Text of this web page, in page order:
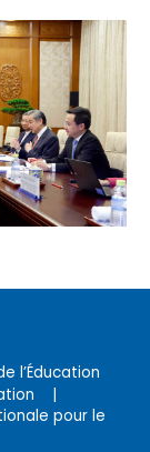
l’Éducation
pour le